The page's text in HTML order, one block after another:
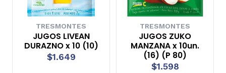
TRESMONTES
JUGOS LIVEAN
DURAZNO x 10 (10)
$1.649
TRESMONTES
JUGOS ZUKO
MANZANA x 10un.
(16) (P 80)
$1.598